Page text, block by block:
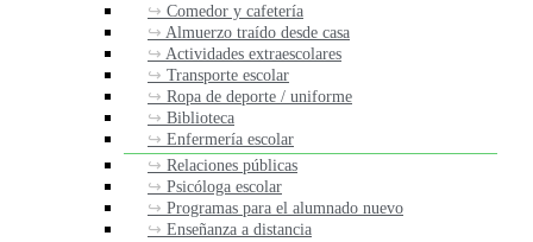
Comedor y cafetería
Almuerzo traído desde casa
Actividades extraescolares
Transporte escolar
Ropa de deporte / uniforme
Biblioteca
Enfermería escolar
Relaciones públicas
Psicóloga escolar
Programas para el alumnado nuevo
Enseñanza a distancia